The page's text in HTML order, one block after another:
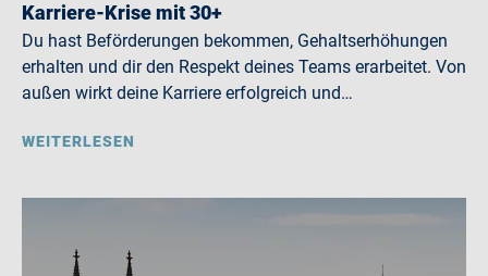
Karriere-Krise mit 30+
Du hast Beförderungen bekommen, Gehaltserhöhungen
erhalten und dir den Respekt deines Teams erarbeitet. Von
außen wirkt deine Karriere erfolgreich und…
WEITERLESEN